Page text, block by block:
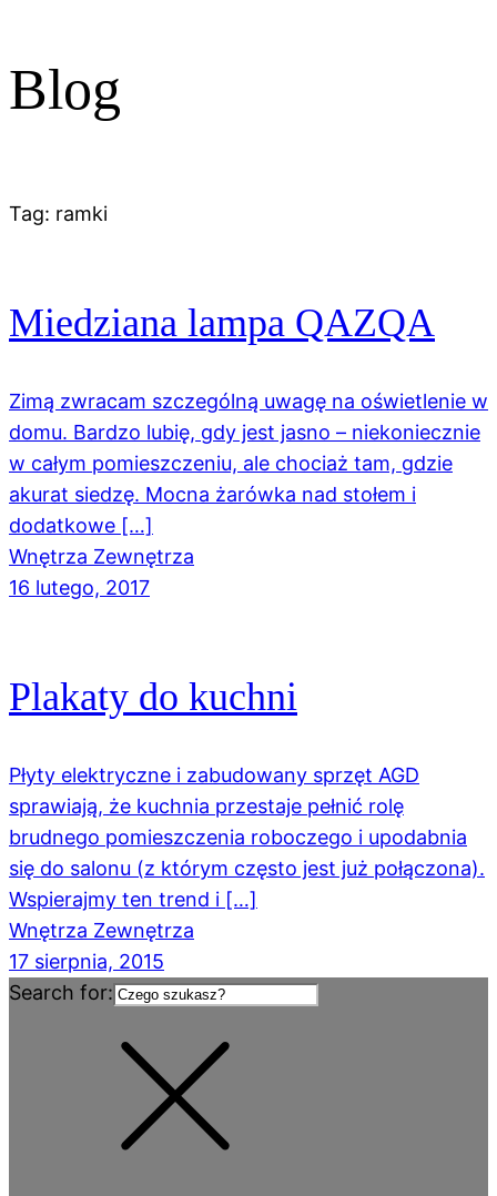
Blog
Tag: ramki
Miedziana lampa QAZQA
Zimą zwracam szczególną uwagę na oświetlenie w
domu. Bardzo lubię, gdy jest jasno – niekoniecznie
w całym pomieszczeniu, ale chociaż tam, gdzie
akurat siedzę. Mocna żarówka nad stołem i
dodatkowe […]
Wnętrza Zewnętrza
16 lutego, 2017
Plakaty do kuchni
Płyty elektryczne i zabudowany sprzęt AGD
sprawiają, że kuchnia przestaje pełnić rolę
brudnego pomieszczenia roboczego i upodabnia
się do salonu (z którym często jest już połączona).
Wspierajmy ten trend i […]
Wnętrza Zewnętrza
17 sierpnia, 2015
Search for: